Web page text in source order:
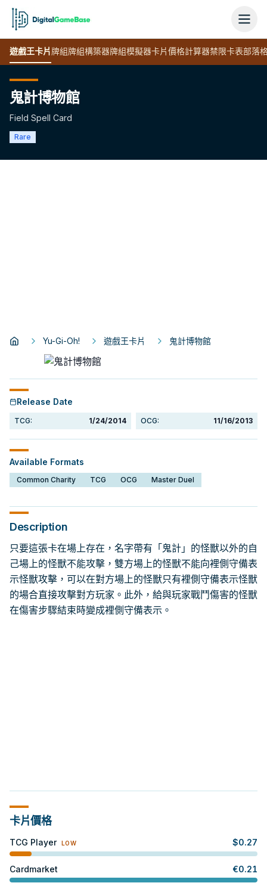
遊戲王卡片牌組牌組構築器牌組模擬器卡片價格計算器禁限卡表部落
鬼計博物館
Field Spell Card
Rare
Yu-Gi-Oh! 遊戲王卡片 鬼計博物館
Release Date
TCG: 1/24/2014 OCG: 11/16/2013
Available Formats
Common Charity TCG OCG Master Duel
Description
只要這張卡在場上存在，名字帶有「鬼計」的怪獸以外的自
己場上的怪獸不能攻擊，雙方場上的怪獸不能向裡側守備表
示怪獸攻擊，可以在對方場上的怪獸只有裡側守備表示怪獸
的場合直接攻擊對方玩家。此外，給與玩家戰鬥傷害的怪獸
在傷害步驟結束時變成裡側守備表示。
卡片價格
TCG Player LOW $0.27
Cardmarket €0.21